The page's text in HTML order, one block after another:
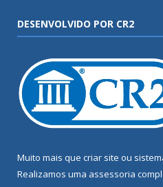
DESENVOLVIDO POR CR2
Muito mais que criar site ou
Realizamos uma assessoria